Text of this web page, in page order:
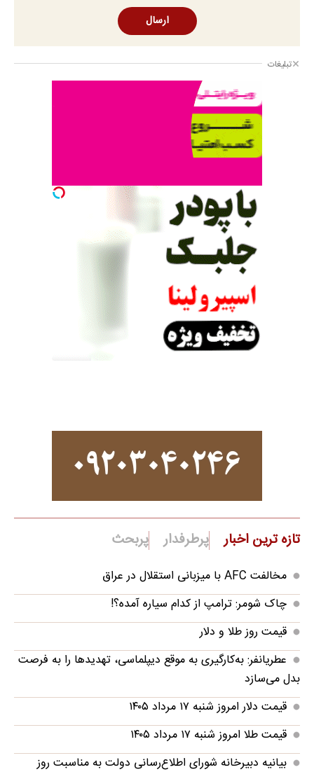
ارسال
تبلیغات
تازه ترین اخبار پرطرفدار پربحث
مخالفت AFC با میزبانی استقلال در عراق
چاک شومر: ترامپ از کدام سیاره آمده؟!
قیمت روز طلا و دلار
عطریانفر: به‌کارگیری به موقع دیپلماسی، تهدید‌ها را به فرصت
بدل می‌سازد
قیمت دلار امروز شنبه ۱۷ مرداد ۱۴۰۵
قیمت طلا امروز شنبه ۱۷ مرداد ۱۴۰۵
بیانیه دبیرخانه شورای اطلاع‌رسانی دولت به مناسبت روز